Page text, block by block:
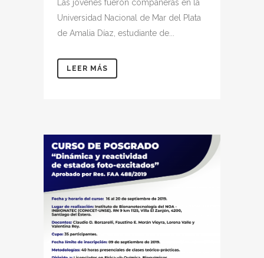
Las jóvenes fueron compañeras en la
Universidad Nacional de Mar del Plata
de Amalia Díaz, estudiante de...
LEER MÁS